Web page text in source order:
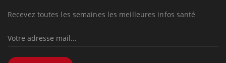
Recevez toutes les semaines les meilleures infos santé